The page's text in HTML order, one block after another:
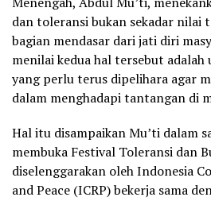
dan toleransi bukan sekadar nilai
bagian mendasar dari jati diri
menilai kedua hal tersebut adalah
yang perlu terus dipelihara agar
dalam menghadapi tantangan di
Hal itu disampaikan Mu’ti dalam
membuka Festival Toleransi dan
diselenggarakan oleh Indonesia
and Peace (ICRP) bekerja sama